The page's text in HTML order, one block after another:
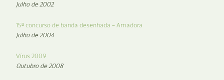
Julho de 2002
15º concurso de banda desenhada – Amadora
Julho de 2004
Vírus 2009
Outubro de 2008